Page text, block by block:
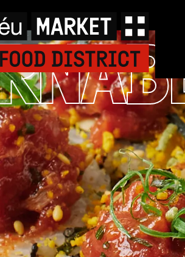
aquí tu texto de